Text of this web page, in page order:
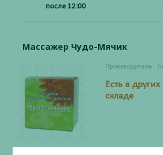
после 12:00
Массажер Чудо-Мячик
Производитель:
Есть в
складе